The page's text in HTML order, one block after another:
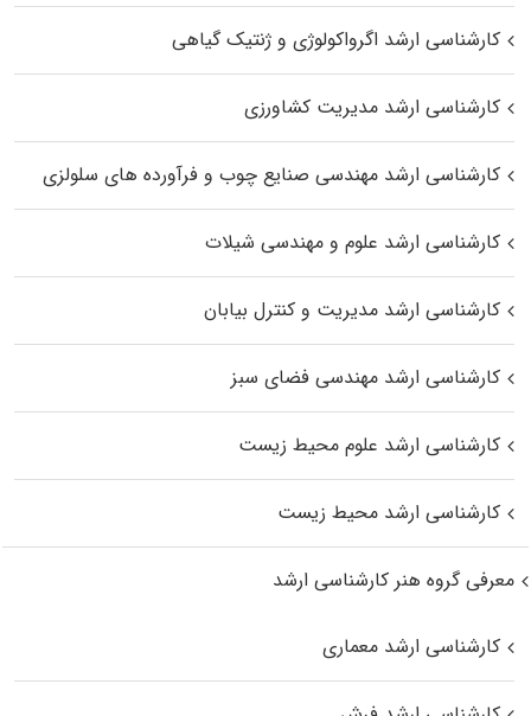
کارشناسی ارشد اگرواکولوژی و ژنتیک گیاهی
کارشناسی ارشد مدیریت کشاورزی
کارشناسی ارشد مهندسی صنایع چوب و فرآورده‌ های سلولزی
کارشناسی ارشد علوم و مهندسی شیلات
کارشناسی ارشد مدیریت و کنترل بیابان
کارشناسی ارشد مهندسی فضای سبز
کارشناسی ارشد علوم محیط‌ زیست
کارشناسی ارشد محیط زیست
معرفی گروه هنر کارشناسی ارشد
کارشناسی ارشد معماری